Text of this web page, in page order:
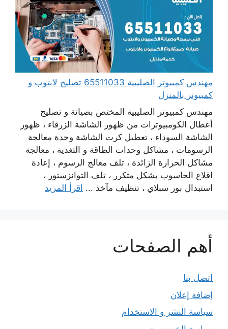
مهندس كمبيوتر الصليبية 65511033 تصليح لابتوب و
كمبيوتر بالمنزل
مهندس كمبيوتر الصليبية المختص بصيانة و تصليح
أعطال الكومبيوترات من ظهور الشاشة الزرقاء ، ظهور
الشاشة السوداء ، تعطيل كرت الشاشة وحدة معالجة
الرسومات ، مشاكل وحدات الطاقة و التغذية ، معالجة
مشاكل الحرارة الزائدة ، تلف معالج الرسوم ، إعادة
اقلاع الحاسوب بشكل متكرر ، تلف التوانزستور ،
استبدال بور سبلاي ، تنظيف مآخذ ... اقرأ المزيد
أهم الصفحات
اتصل بنا
إضافة إعلان
سياسة النشر و الاستخدام